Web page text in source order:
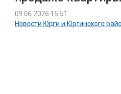
09.06.2026 15:51
Новости Юрги и Юргинского